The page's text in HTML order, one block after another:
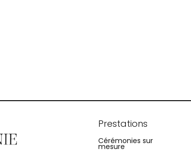
Prestations
Cérémonies sur
mesure